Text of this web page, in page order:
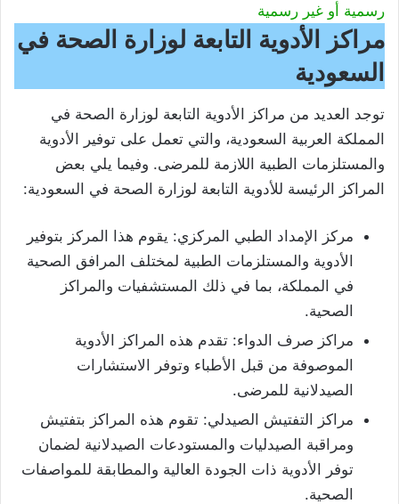
رسمية أو غير رسمية
مراكز الأدوية التابعة لوزارة الصحة في
السعودية
توجد العديد من مراكز الأدوية التابعة لوزارة الصحة في
المملكة العربية السعودية، والتي تعمل على توفير الأدوية
والمستلزمات الطبية اللازمة للمرضى. وفيما يلي بعض
المراكز الرئيسة للأدوية التابعة لوزارة الصحة في السعودية:
مركز الإمداد الطبي المركزي: يقوم هذا المركز بتوفير
الأدوية والمستلزمات الطبية لمختلف المرافق الصحية
في المملكة، بما في ذلك المستشفيات والمراكز
الصحية.
مراكز صرف الدواء: تقدم هذه المراكز الأدوية
الموصوفة من قبل الأطباء وتوفر الاستشارات
الصيدلانية للمرضى.
مراكز التفتيش الصيدلي: تقوم هذه المراكز بتفتيش
ومراقبة الصيدليات والمستودعات الصيدلانية لضمان
توفر الأدوية ذات الجودة العالية والمطابقة للمواصفات
الصحية.